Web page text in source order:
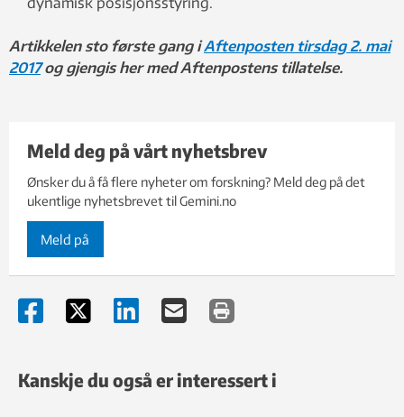
Artikkelen sto første gang iAftenposten tirsdag 2. mai
2017og gjengis her med Aftenpostens tillatelse.
Meld deg på vårt nyhetsbrev
Ønsker du å få flere nyheter om forskning? Meld deg på det
ukentlige nyhetsbrevet til Gemini.no
Meld på
Kanskje du også er interessert i